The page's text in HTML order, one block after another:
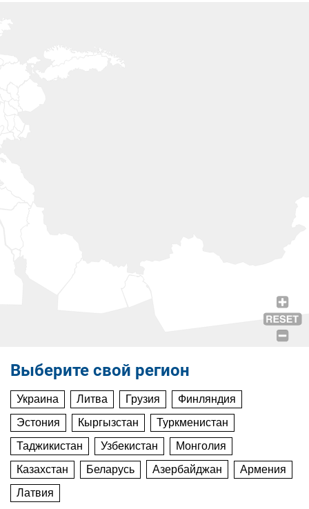
Выберите свой регион
Украина Литва Грузия
Финляндия
Эстония
Кыргызстан
Туркменистан
Таджикистан
Узбекистан
Монголия
Казахстан
Беларусь Азербайджан
Армения
Латвия